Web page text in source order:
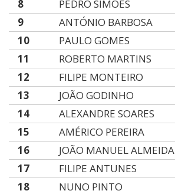
8
PEDRO SIMÕES
9
ANTÓNIO BARBOSA
10
PAULO GOMES
11
ROBERTO MARTINS
12
FILIPE MONTEIRO
13
JOÃO GODINHO
14
ALEXANDRE SOARES
15
AMÉRICO PEREIRA
16
JOÃO MANUEL ALMEIDA
17
FILIPE ANTUNES
18
NUNO PINTO